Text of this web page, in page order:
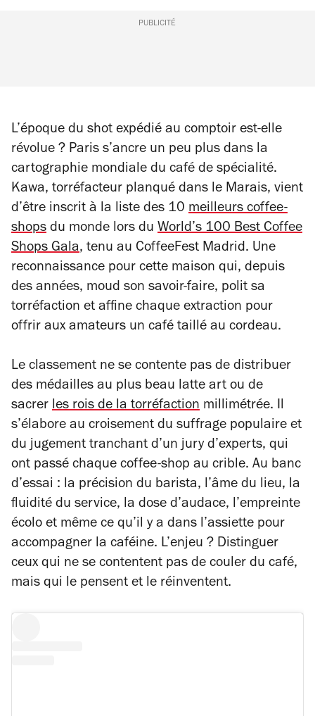
PUBLICITÉ
L’époque du shot expédié au comptoir est-elle
révolue ? Paris s’ancre un peu plus dans la
cartographie mondiale du café de spécialité.
Kawa, torréfacteur planqué dans le Marais, vient
d’être inscrit à la liste des 10 meilleurs coffee-
shops du monde lors du World’s 100 Best Coffee
Shops Gala, tenu au CoffeeFest Madrid. Une
reconnaissance pour cette maison qui, depuis
des années, moud son savoir-faire, polit sa
torréfaction et affine chaque extraction pour
offrir aux amateurs un café taillé au cordeau.
Le classement ne se contente pas de distribuer
des médailles au plus beau latte art ou de
sacrer les rois de la torréfaction millimétrée. Il
s’élabore au croisement du suffrage populaire et
du jugement tranchant d’un jury d’experts, qui
ont passé chaque coffee-shop au crible. Au banc
d’essai : la précision du barista, l’âme du lieu, la
fluidité du service, la dose d’audace, l’empreinte
écolo et même ce qu’il y a dans l’assiette pour
accompagner la caféine. L’enjeu ? Distinguer
ceux qui ne se contentent pas de couler du café,
mais qui le pensent et le réinventent.